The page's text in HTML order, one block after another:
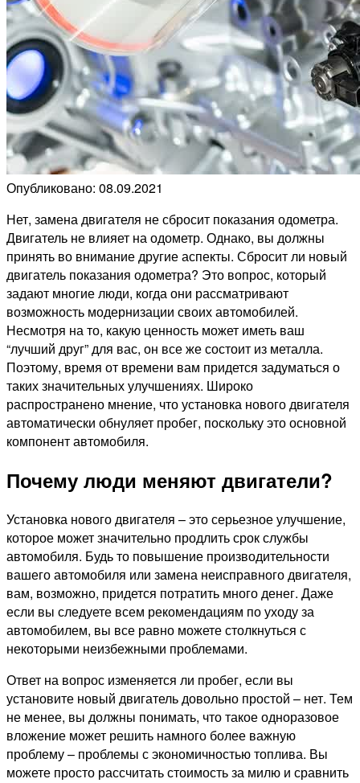
Опубликовано: 08.09.2021
Нет, замена двигателя не сбросит показания одометра.
Двигатель не влияет на одометр. Однако, вы должны
принять во внимание другие аспекты. Сбросит ли новый
двигатель показания одометра? Это вопрос, который
задают многие люди, когда они рассматривают
возможность модернизации своих автомобилей.
Несмотря на то, какую ценность может иметь ваш
“лучший друг” для вас, он все же состоит из металла.
Поэтому, время от времени вам придется задуматься о
таких значительных улучшениях. Широко
распространено мнение, что установка нового двигателя
автоматически обнуляет пробег, поскольку это основной
компонент автомобиля.
Почему люди меняют двигатели?
Установка нового двигателя – это серьезное улучшение,
которое может значительно продлить срок службы
автомобиля. Будь то повышение производительности
вашего автомобиля или замена неисправного двигателя,
вам, возможно, придется потратить много денег. Даже
если вы следуете всем рекомендациям по уходу за
автомобилем, вы все равно можете столкнуться с
некоторыми неизбежными проблемами.
Ответ на вопрос изменяется ли пробег, если вы
установите новый двигатель довольно простой – нет. Тем
не менее, вы должны понимать, что такое одноразовое
вложение может решить намного более важную
проблему – проблемы с экономичностью топлива. Вы
можете просто рассчитать стоимость за милю и сравнить